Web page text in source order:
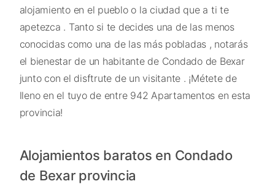
alojamiento en el pueblo o la ciudad que a ti te
apetezca . Tanto si te decides una de las menos
conocidas como una de las más pobladas , notarás
el bienestar de un habitante de Condado de Bexar
junto con el disftrute de un visitante . ¡Métete de
lleno en el tuyo de entre 942 Apartamentos en esta
provincia!
Alojamientos baratos en Condado
de Bexar provincia